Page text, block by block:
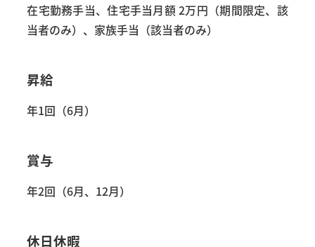
在宅勤務手当、住宅手当月額 2万円（期間限定、該
当者のみ）、家族手当（該当者のみ）
昇給
年1回（6月）
賞与
年2回（6月、12月）
休日休暇